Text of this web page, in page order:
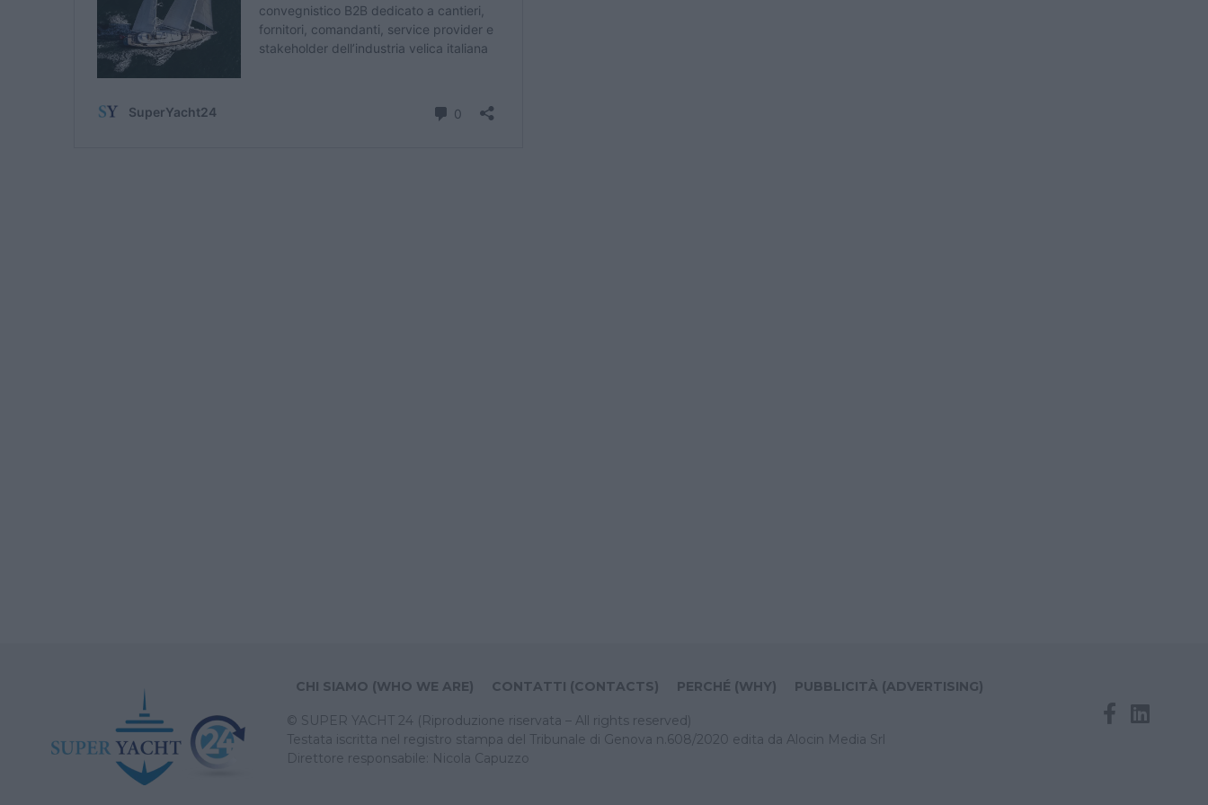
CHI SIAMO (WHO WE ARE) CONTATTI (CONTACTS) PERCHÉ (WHY) PUBBLICITÀ (ADVERTISING)
© SUPER YACHT 24 (Riproduzione riservata – All rights reserved)
Testata iscritta nel registro stampa del Tribunale di Genova n.608/2020 edita da Alocin Media Srl
Direttore responsabile: Nicola Capuzzo